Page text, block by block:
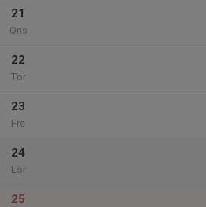
21
Ons
22
Tor
23
Fre
24
Lör
25